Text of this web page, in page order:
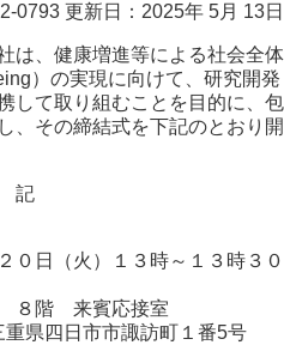
0793 更新日：2025年 5月 13日
は、健康増進等による社会全体
）の実現に向けて、研究開発
して取り組むことを目的に、包
、その締結式を下記のとおり開
（火）１３時～１３時３０
階 来賓応接室
市市諏訪町１番5号